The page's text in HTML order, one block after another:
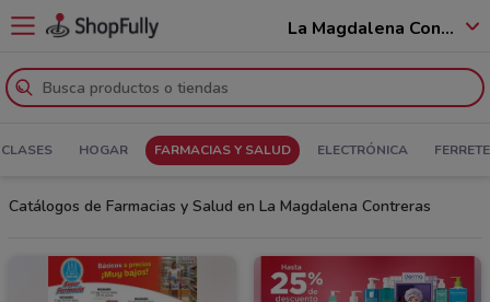
La Magdalena Contreras - 10020
HOGAR FARMACIAS Y SALUD ELECTRÓNICA
Catálogos de Farmacias y Salud en La Magdalena Contreras